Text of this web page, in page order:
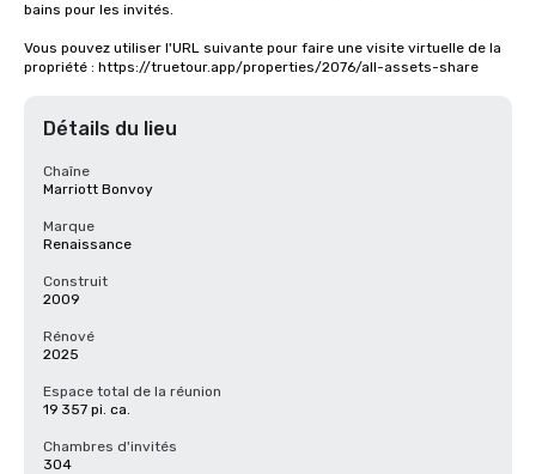
bains pour les invités.
Vous pouvez utiliser l'URL suivante pour faire une visite virtuelle de la
propriété : https://truetour.app/properties/2076/all-assets-share
Détails du lieu
Chaîne
Marriott Bonvoy
Marque
Renaissance
Construit
2009
Rénové
2025
Espace total de la réunion
19 357 pi. ca.
Chambres d'invités
304